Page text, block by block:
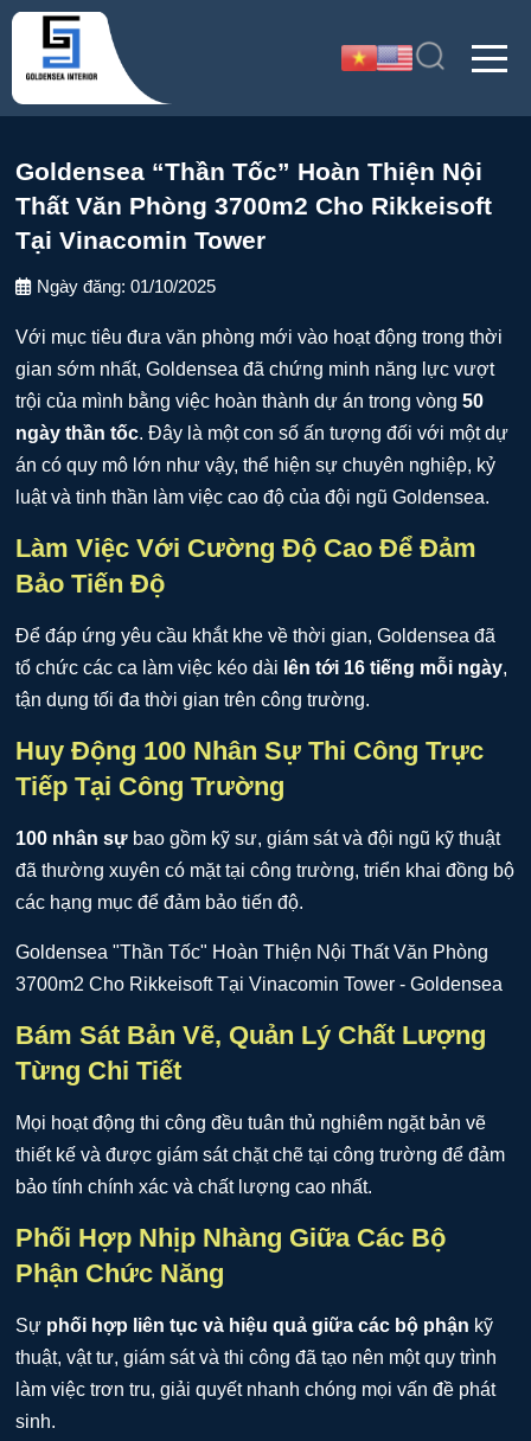
Goldensea “Thần Tốc” Hoàn Thiện Nội
Thất Văn Phòng 3700m2 Cho Rikkeisoft
Tại Vinacomin Tower
Ngày đăng:01/10/2025
Với mục tiêu đưa văn phòng mới vào hoạt động trong thời
gian sớm nhất, Goldensea đã chứng minh năng lực vượt
trội của mình bằng việc hoàn thành dự án trong vòng50
ngày thần tốc. Đây là một con số ấn tượng đối với một dự
án có quy mô lớn như vậy, thể hiện sự chuyên nghiệp, kỷ
luật và tinh thần làm việc cao độ của đội ngũ Goldensea.
Làm Việc Với Cường Độ Cao Để Đảm
Bảo Tiến Độ
Để đáp ứng yêu cầu khắt khe về thời gian, Goldensea đã
tổ chức các ca làm việc kéo dài lên tới 16 tiếng mỗi ngày,
tận dụng tối đa thời gian trên công trường.
Huy Động 100 Nhân Sự Thi Công Trực
Tiếp Tại Công Trường
100 nhân sự bao gồm kỹ sư, giám sát và đội ngũ kỹ thuật
đã thường xuyên có mặt tại công trường, triển khai đồng bộ
các hạng mục để đảm bảo tiến độ.
Bám Sát Bản Vẽ, Quản Lý Chất Lượng
Từng Chi Tiết
Mọi hoạt động thi công đều tuân thủ nghiêm ngặt bản vẽ
thiết kế và được giám sát chặt chẽ tại công trường để đảm
bảo tính chính xác và chất lượng cao nhất.
Phối Hợp Nhịp Nhàng Giữa Các Bộ
Phận Chức Năng
Sự phối hợp liên tục và hiệu quả giữa các bộ phận kỹ
thuật, vật tư, giám sát và thi công đã tạo nên một quy trình
làm việc trơn tru, giải quyết nhanh chóng mọi vấn đề phát
sinh.